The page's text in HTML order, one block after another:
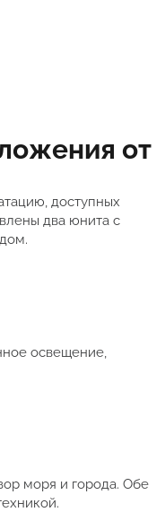
от
доступных
два юнита с
освещение,
моря и города. Обе